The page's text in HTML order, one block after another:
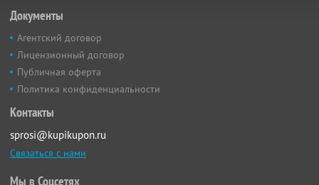
Документы
Агентский договор
Лицензионный договор
Публичная оферта
Политика конфиденциальности
Контакты
sprosi@kupikupon.ru
Связаться с нами
Мы в Соцсетях